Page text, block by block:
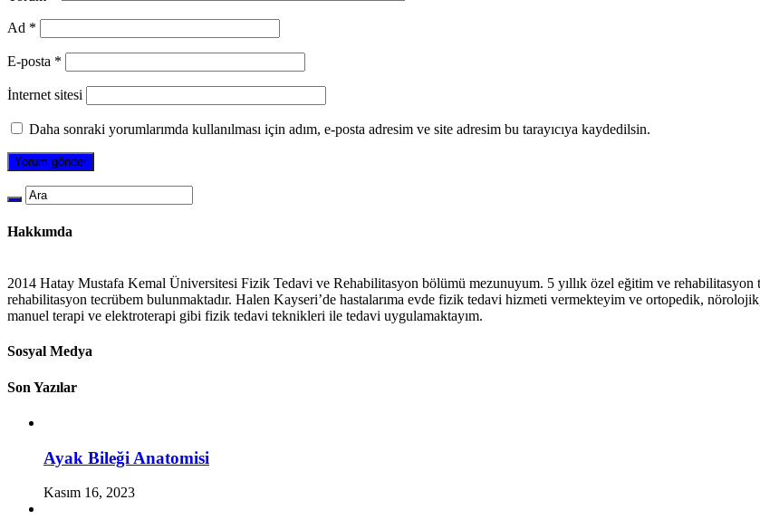
Ad *
E-posta *
İnternet sitesi
Daha sonraki yorumlarımda kullanılması için adım, e-posta adresim ve site adresim bu tarayıcıya kaydedilsin.
Hakkımda
2014 Hatay Mustafa Kemal Üniversitesi Fizik Tedavi ve Rehabilitasyon bölümü mezunuyum. 5 yıllık özel eğitim ve rehabilitasyon
rehabilitasyon tecrübem bulunmaktadır. Halen Kayseri’de hastalarıma evde fizik tedavi hizmeti vermekteyim ve ortopedik,
manuel terapi ve elektroterapi gibi fizik tedavi teknikleri ile tedavi uygulamaktayım.
Sosyal Medya
Son Yazılar
Ayak Bileği Anatomisi
Kasım 16, 2023